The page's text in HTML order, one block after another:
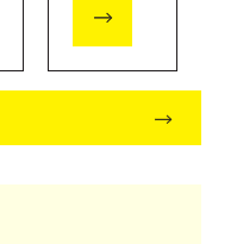
कार